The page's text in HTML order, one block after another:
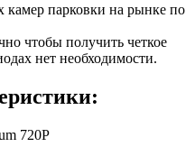
камер парковки на рынке по
чтобы получить четкое
нет необходимости.
720P